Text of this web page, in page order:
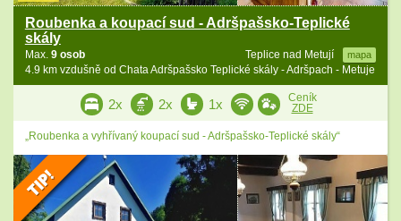
Roubenka a koupací sud - Adršpašsko-Teplické
skály
Teplice nad Metují mapa
Max. 9 osob
4.9 km vzdušně od Chata Adršpašsko Teplické skály - Adršpach - Metuje
2x 2x 1x
Ceník
ZDE
„Roubenka a vyhřívaný koupací sud - Adršpašsko-Teplické skály“